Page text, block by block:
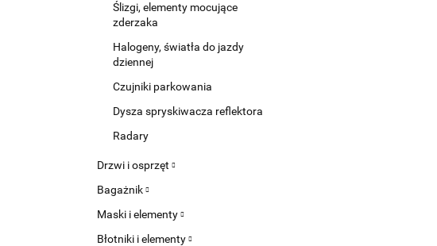
Ślizgi, elementy mocujące
zderzaka
Halogeny, światła do jazdy
dziennej
Czujniki parkowania
Dysza spryskiwacza reflektora
Radary
Drzwi i osprzęt
Bagażnik
Maski i elementy
Błotniki i elementy